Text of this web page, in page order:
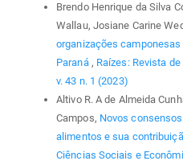
Brendo Henrique da Silva
Wallau, Josiane Carine
organizações
Paraná , Raízes: Revista
v. 43 n. 1 (2023)
Altivo R. A de Almeida
Campos, Novos
alimentos e sua
Ciências Sociais e